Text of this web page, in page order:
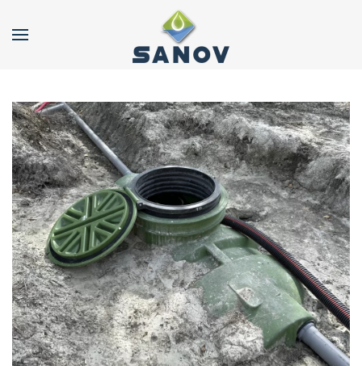
Accéder au contenu principal